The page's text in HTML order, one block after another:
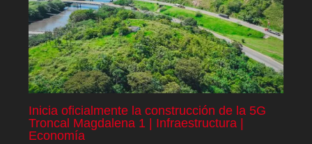
Inicia oficialmente la construcción de la 5G
Troncal Magdalena 1 | Infraestructura |
Economía